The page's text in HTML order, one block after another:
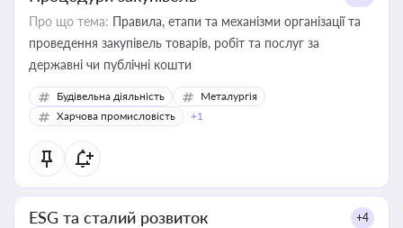
Про що тема: Правила, етапи та механізми організації та
проведення закупівель товарів, робіт та послуг за
державні чи публічні кошти
Будівельна діяльність
Металургія
Харчова промисловість
+1
ESG та сталий розвиток +4